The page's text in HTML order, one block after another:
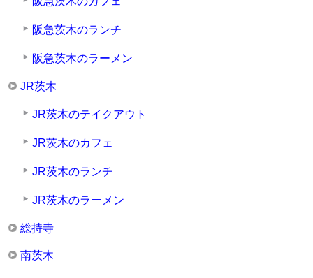
阪急茨木のランチ
阪急茨木のラーメン
JR茨木
JR茨木のテイクアウト
JR茨木のカフェ
JR茨木のランチ
JR茨木のラーメン
総持寺
南茨木